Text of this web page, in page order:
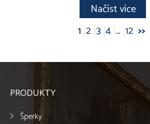
Načíst více
1 2 3 4 ... 12 >>
PRODUKTY
Šperky